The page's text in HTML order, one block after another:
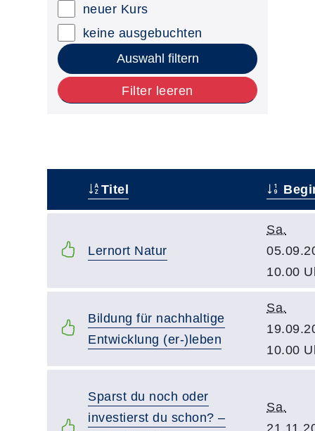
neuer Kurs
keine ausgebuchten
Auswahl filtern
Filter leeren
Titel
Lernort Natur
Sa.
10.00
Bildung für nachhaltige
Entwicklung (er-)leben
Sa.
10.00
Sparst du noch oder
investierst du schon? –
Sa.